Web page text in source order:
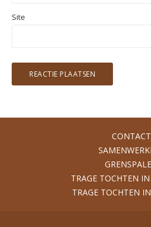
Site
CONTACT
TRAGE TOCHTEN
TRAGE TOCHTEN